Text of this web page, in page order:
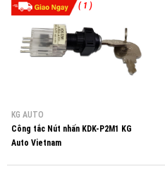
( 1 )
KG AUTO
Công tắc Nút nhấn KDK-P2M1 KG
Auto Vietnam